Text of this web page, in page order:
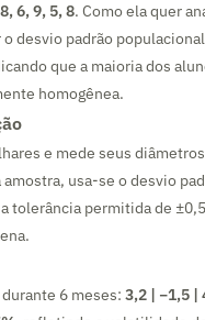
6, 9, 5, 8. Como ela quer
desvio padrão
que a maioria dos
homogênea.
e mede seus
amostra, usa-se o desvio
tolerância permitida de
6 meses: 3,2 | −1,5 |